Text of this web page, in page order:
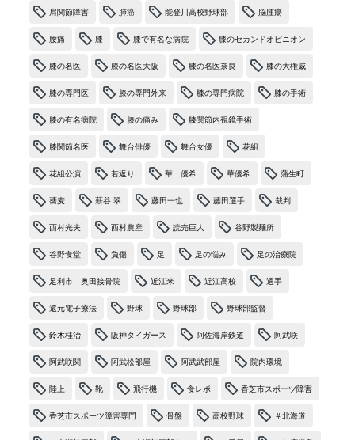
肩関節障害 肺癌 能登川高校野球部 脳腫瘍
腰痛 膝 膝で有名な病院 膝のセカンドオピニオン
膝の名医 膝の名医大阪 膝の名医奈良 膝の大権威
膝の専門医 膝の専門外来 膝の専門病院 膝の手術
膝の有名病院 膝の痛み 膝関節内視鏡手術
膝関節名医 舞台俳優 舞台女優 花組
花組公演 若返り 華 優希 華優希 蒲生町
蕎麦 薪谷 翠 藤田一也 藤田選手 裁判
西村光夫 西村農産 読売巨人 谷野製麺所
谷野食堂 負傷 足 足の悩み 足の治療院
足利市 奥田接骨院 近江米 近江高校 選手
還元電子療法 野球 野球部 野球部監督
鈴木桂治 阪神タイガース 阿佐海岸鉄道 阿武咲
阿武咲関 阿武松部屋 阿武武部屋 院内環境
陸上 靴 飛行機 食レポ 香芝市スポーツ障害
香芝市スポーツ障害専門 骨盤 高校野球 ＃北海道